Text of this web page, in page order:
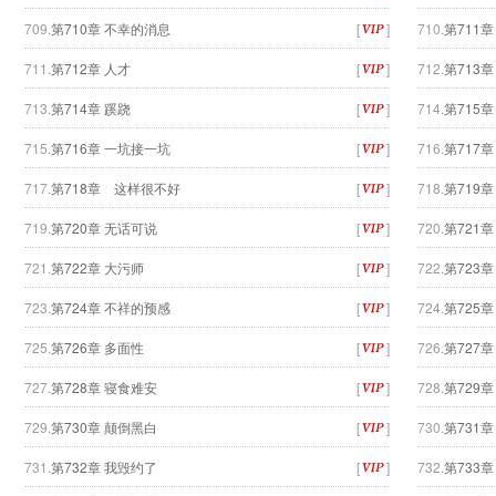
709. 第710章 不幸的消息 [ ] 710. 第711
711. 第712章 人才 [ ] 712. 第713
713. 第714章 蹊跷 [ ] 714. 第715
715. 第716章 一坑接一坑 [ ] 716. 第717
717.第718章 这样很不好 [ ] 718. 第719
719. 第720章 无话可说 [ ] 720. 第721
721. 第722章 大污师 [ ] 722. 第723
723. 第724章 不祥的预感 [ ] 724. 第725
725. 第726章 多面性 [ ] 726. 第727
727.第728章 寝食难安 [ ] 728. 第729
729. 第730章 颠倒黑白 [ ] 730. 第731
731. 第732章 我毁约了 [ ] 732. 第733